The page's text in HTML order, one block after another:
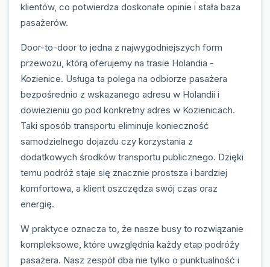
klientów, co potwierdza doskonałe opinie i stała baza
pasażerów.
Door-to-door to jedna z najwygodniejszych form
przewozu, którą oferujemy na trasie Holandia -
Kozienice. Usługa ta polega na odbiorze pasażera
bezpośrednio z wskazanego adresu w Holandii i
dowiezieniu go pod konkretny adres w Kozienicach.
Taki sposób transportu eliminuje konieczność
samodzielnego dojazdu czy korzystania z
dodatkowych środków transportu publicznego. Dzięki
temu podróż staje się znacznie prostsza i bardziej
komfortowa, a klient oszczędza swój czas oraz
energię.
W praktyce oznacza to, że nasze busy to rozwiązanie
kompleksowe, które uwzględnia każdy etap podróży
pasażera. Nasz zespół dba nie tylko o punktualność i